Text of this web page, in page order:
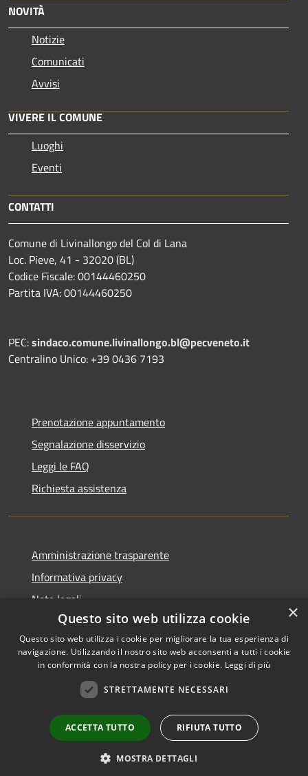
NOVITÀ
Notizie
Comunicati
Avvisi
VIVERE IL COMUNE
Luoghi
Eventi
CONTATTI
Comune di Livinallongo del Col di Lana
Loc. Pieve, 41 - 32020 (BL)
Codice Fiscale: 00144460250
Partita IVA: 00144460250
PEC:sindaco.comune.livinallongo.bl@pecveneto.it
Centralino Unico: +39 0436 7193
Prenotazione appuntamento
Segnalazione disservizio
Leggi le FAQ
Richiesta assistenza
Amministrazione trasparente
Informativa privacy
Note legali
Dichiarazione di accessibilità
Copyright © 2026 • Comune di
Powered byMunicipium
Accesso redazione
×
Questo sito web utilizza cookie
Questo sito web utilizza i cookie per migliorare la tua esperienza di
navigazione. Utilizzando il nostro sito web acconsenti a tutti i cookie
in conformità con la nostra policy per i cookie. Leggi di più
STRETTAMENTE NECESSARI
ACCETTA TUTTO RIFIUTA TUTTO
MOSTRA DETTAGLI